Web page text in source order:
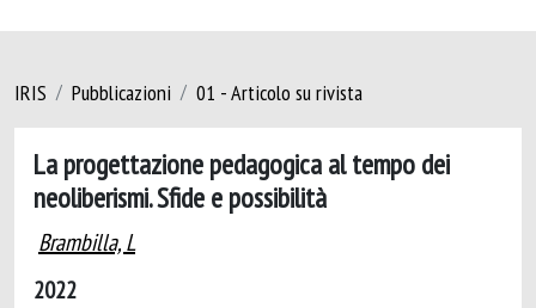
IRIS Pubblicazioni 01 - Articolo su rivista
La progettazione pedagogica al tempo dei
neoliberismi. Sfide e possibilità
Brambilla, L
2022